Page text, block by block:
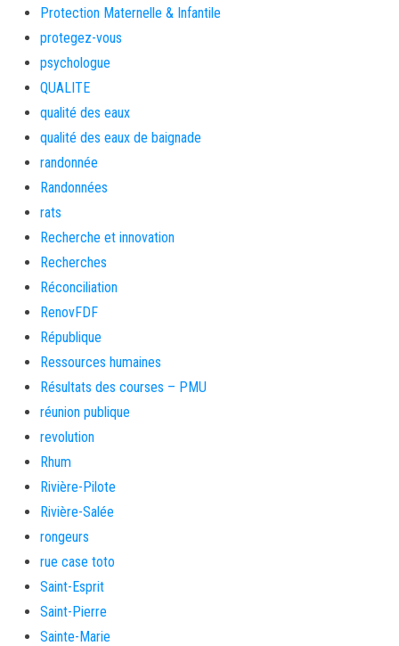
Protection Maternelle & Infantile
protegez-vous
psychologue
QUALITE
qualité des eaux
qualité des eaux de baignade
randonnée
Randonnées
rats
Recherche et innovation
Recherches
Réconciliation
RenovFDF
République
Ressources humaines
Résultats des courses – PMU
réunion publique
revolution
Rhum
Rivière-Pilote
Rivière-Salée
rongeurs
rue case toto
Saint-Esprit
Saint-Pierre
Sainte-Marie